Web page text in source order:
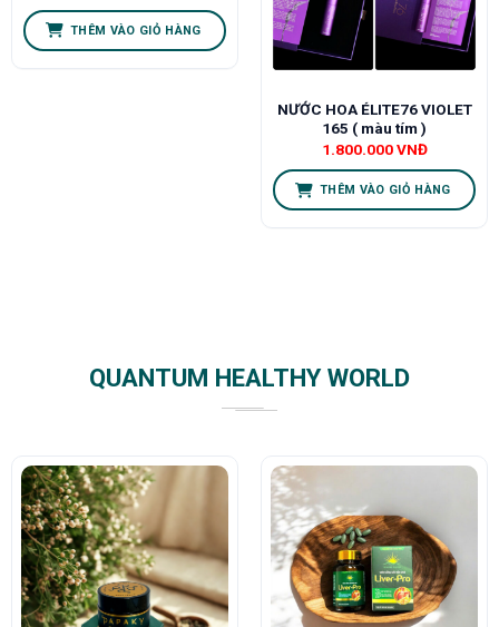
THÊM VÀO GIỎ HÀNG
NƯỚC HOA ÉLITE76 VIOLET
165 ( màu tím )
1.800.000VNĐ
THÊM VÀO GIỎ HÀNG
QUANTUM HEALTHY WORLD